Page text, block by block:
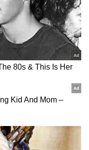
ಮಾಡಲಾಗಿದೆ
ಸದ್ಯಕ್ಕೆ
ಮನೆಯ ಫೋಟೋಗಳು
ಆಗುತ್ತಿವೆ.
ರೀತಿಯ